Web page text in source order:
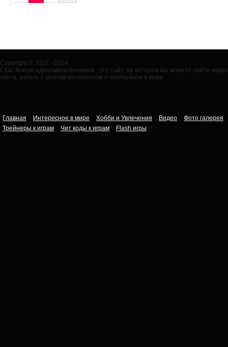
Copyright © 2007 - 2024
Club 3t клуб единомышленников - это сайт, на котором вы можете найти
света, узнать о многом интересном и необычном в мире.
Главная Интересное в мире Хобби и Увлечения Видео
Фото галерея
Трейнеры к играм
Чит коды к играм Flash игры